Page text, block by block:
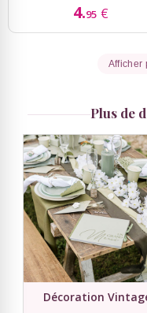
4.95 €
Afficher
Plus de
Décoration